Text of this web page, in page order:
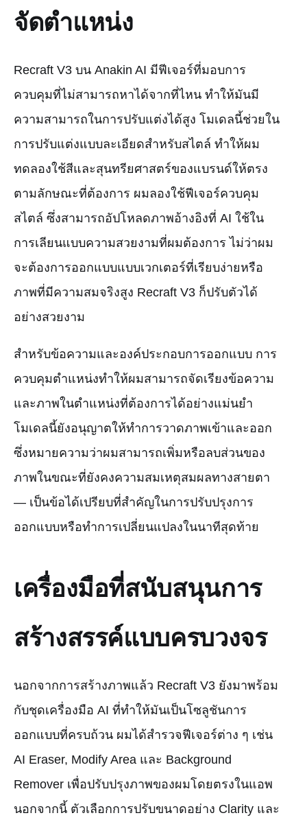
จัดตำแหน่ง
Recraft V3 บน Anakin AI มีฟีเจอร์ที่มอบการ
ควบคุมที่ไม่สามารถหาได้จากที่ไหน ทำให้มันมี
ความสามารถในการปรับแต่งได้สูง โมเดลนี้ช่วยใน
การปรับแต่งแบบละเอียดสำหรับสไตล์ ทำให้ผม
ทดลองใช้สีและสุนทรียศาสตร์ของแบรนด์ให้ตรง
ตามลักษณะที่ต้องการ ผมลองใช้ฟีเจอร์ควบคุม
สไตล์ ซึ่งสามารถอัปโหลดภาพอ้างอิงที่ AI ใช้ใน
การเลียนแบบความสวยงามที่ผมต้องการ ไม่ว่าผม
จะต้องการออกแบบแบบเวกเตอร์ที่เรียบง่ายหรือ
ภาพที่มีความสมจริงสูง Recraft V3 ก็ปรับตัวได้
อย่างสวยงาม
สำหรับข้อความและองค์ประกอบการออกแบบ การ
ควบคุมตำแหน่งทำให้ผมสามารถจัดเรียงข้อความ
และภาพในตำแหน่งที่ต้องการได้อย่างแม่นยำ
โมเดลนี้ยังอนุญาตให้ทำการวาดภาพเข้าและออก
ซึ่งหมายความว่าผมสามารถเพิ่มหรือลบส่วนของ
ภาพในขณะที่ยังคงความสมเหตุสมผลทางสายตา
— เป็นข้อได้เปรียบที่สำคัญในการปรับปรุงการ
ออกแบบหรือทำการเปลี่ยนแปลงในนาทีสุดท้าย
เครื่องมือที่สนับสนุนการ
สร้างสรรค์แบบครบวงจร
นอกจากการสร้างภาพแล้ว Recraft V3 ยังมาพร้อม
กับชุดเครื่องมือ AI ที่ทำให้มันเป็นโซลูชันการ
ออกแบบที่ครบถ้วน ผมได้สำรวจฟีเจอร์ต่าง ๆ เช่น
AI Eraser, Modify Area และ Background
Remover เพื่อปรับปรุงภาพของผมโดยตรงในแอพ
นอกจากนี้ ตัวเลือกการปรับขนาดอย่าง Clarity และ